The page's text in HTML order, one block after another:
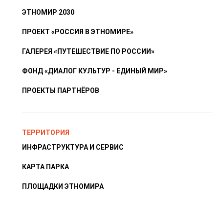
ЭТНОМИР 2030
ПРОЕКТ «РОССИЯ В ЭТНОМИРЕ»
ГАЛЕРЕЯ «ПУТЕШЕСТВИЕ ПО РОССИИ»
ФОНД «ДИАЛОГ КУЛЬТУР - ЕДИНЫЙ МИР»
ПРОЕКТЫ ПАРТНЁРОВ
ТЕРРИТОРИЯ
ИНФРАСТРУКТУРА И СЕРВИС
КАРТА ПАРКА
ПЛОЩАДКИ ЭТНОМИРА